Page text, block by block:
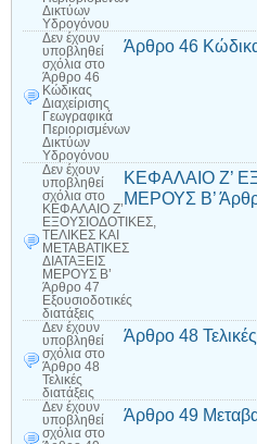
Δικτύων
Υδρογόνου
Δεν έχουν
υποβληθεί
σχόλια στο
Άρθρο 46
Κώδικας
Διαχείρισης
Γεωγραφικά
Περιορισμένων
Δικτύων
Υδρογόνου
Άρθρο 46
Δεν έχουν
υποβληθεί
σχόλια στο
ΚΕΦΑΛΑΙΟ Ζ’
ΕΞΟΥΣΙΟΔΟΤΙΚΕΣ,
ΤΕΛΙΚΕΣ ΚΑΙ
ΜΕΤΑΒΑΤΙΚΕΣ
ΔΙΑΤΑΞΕΙΣ
ΜΕΡΟΥΣ Β’
Άρθρο 47
Εξουσιοδοτικές
διατάξεις
ΚΕΦΑΛΑΙΟ Ζ’
ΜΕΡΟΥΣ Β’
Δεν έχουν
υποβληθεί
σχόλια στο
Άρθρο 48
Τελικές
διατάξεις
Άρθρο 48 Τελικές
Δεν έχουν
υποβληθεί
σχόλια στο
Άρθρο 49